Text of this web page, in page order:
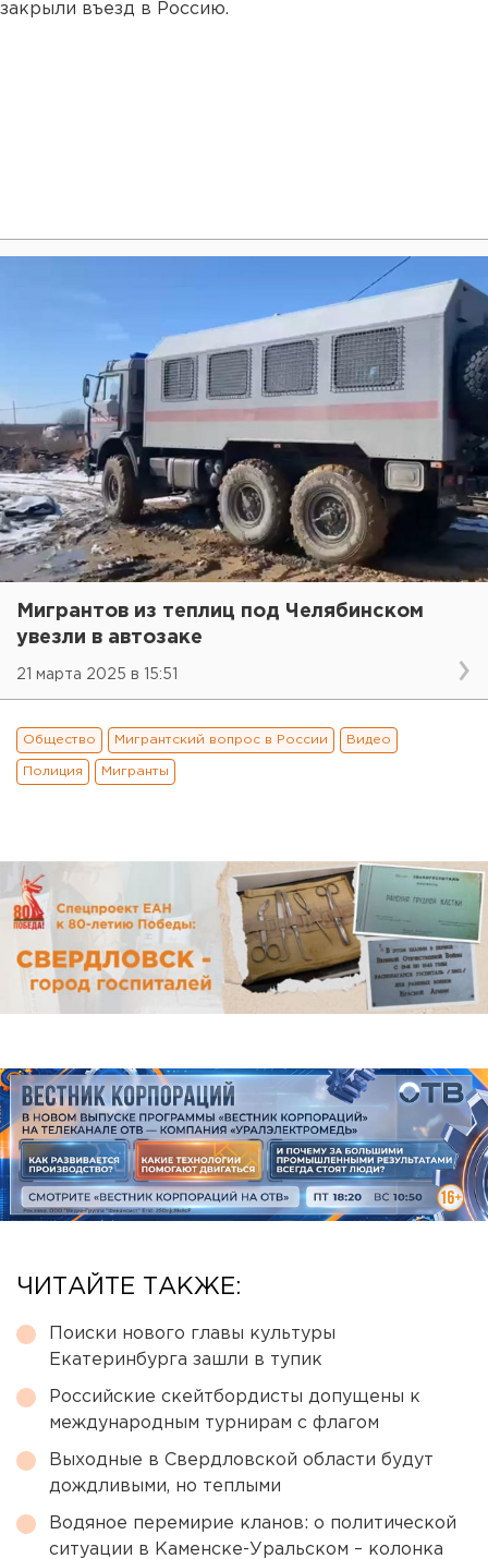
закрыли въезд в Россию.
Мигрантов из теплиц под Челябинском
увезли в автозаке
21 марта 2025 в 15:51
Общество Мигрантский вопрос в России Видео
Полиция Мигранты
ЧИТАЙТЕ ТАКЖЕ:
Поиски нового главы культуры
Екатеринбурга зашли в тупик
Российские скейтбордисты допущены к
международным турнирам с флагом
Выходные в Свердловской области будут
дождливыми, но теплыми
Водяное перемирие кланов: о политической
ситуации в Каменске-Уральском – колонка